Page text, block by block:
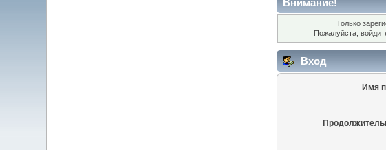
Только
Пожалуйста,
Вход
Имя